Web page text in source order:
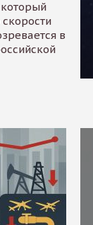
который
в